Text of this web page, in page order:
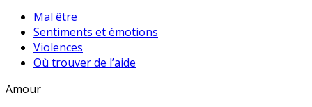
Mal être
Sentiments et émotions
Violences
Où trouver de l’aide
Amour